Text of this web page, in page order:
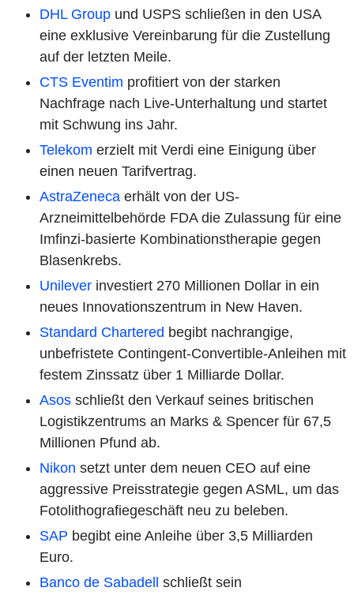
DHL Group und USPS schließen in den USA
eine exklusive Vereinbarung für die Zustellung
auf der letzten Meile.
CTS Eventim profitiert von der starken
Nachfrage nach Live-Unterhaltung und startet
mit Schwung ins Jahr.
Telekom erzielt mit Verdi eine Einigung über
einen neuen Tarifvertrag.
AstraZeneca erhält von der US-
Arzneimittelbehörde FDA die Zulassung für eine
Imfinzi-basierte Kombinationstherapie gegen
Blasenkrebs.
Unilever investiert 270 Millionen Dollar in ein
neues Innovationszentrum in New Haven.
Standard Chartered begibt nachrangige,
unbefristete Contingent-Convertible-Anleihen mit
festem Zinssatz über 1 Milliarde Dollar.
Asos schließt den Verkauf seines britischen
Logistikzentrums an Marks & Spencer für 67,5
Millionen Pfund ab.
Nikon setzt unter dem neuen CEO auf eine
aggressive Preisstrategie gegen ASML, um das
Fotolithografiegeschäft neu zu beleben.
SAP begibt eine Anleihe über 3,5 Milliarden
Euro.
Banco de Sabadell schließt sein